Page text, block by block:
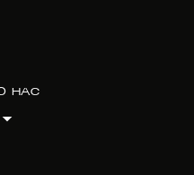
НАС